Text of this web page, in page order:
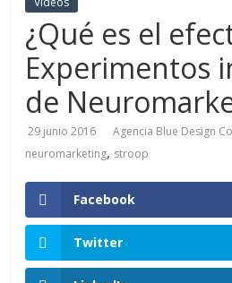
de
Marketing
en
Colombia
|
¿Qué es el
Experimentos
de
29 junio 2016 Agencia Blue Design
neuromarketing, stroop
Facebook
Twitter